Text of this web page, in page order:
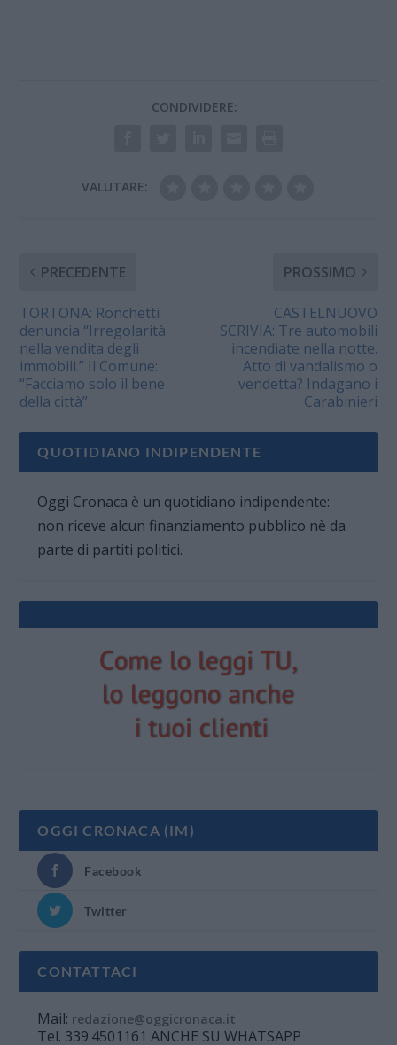
CONDIVIDERE:
VALUTARE:
PRECEDENTE
TORTONA: Ronchetti
denuncia “Irregolarità
nella vendita degli
immobili.” Il Comune:
“Facciamo solo il bene
della città”
PROSSIMO
CASTELNUOVO
SCRIVIA: Tre automobili
incendiate nella notte.
Atto di vandalismo o
vendetta? Indagano i
Carabinieri
QUOTIDIANO INDIPENDENTE
Oggi Cronaca è un quotidiano indipendente:
non riceve alcun finanziamento pubblico nè da
parte di partiti politici.
OGGI CRONACA (IM)
Facebook
Twitter
CONTATTACI
Mail: redazione@oggicronaca.it
Tel. 339.4501161 ANCHE SU WHATSAPP